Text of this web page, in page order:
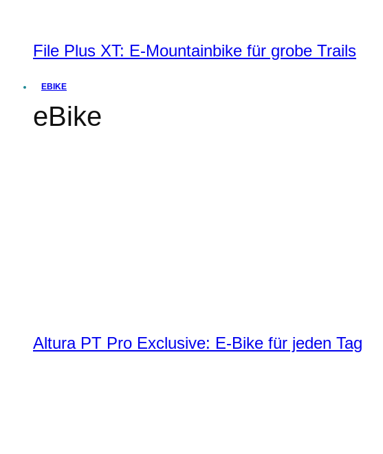
File Plus XT: E-Mountainbike für grobe Trails
EBIKE
eBike
Altura PT Pro Exclusive: E-Bike für jeden Tag